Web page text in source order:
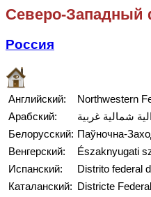
Северо-Западный
Россия
Английский:
Northwestern
Арабский:
شمالية غربية
Белорусский: Паўночна-
Венгерский:
Északnyugati
Испанский:
Distrito federal
Каталанский: Districte